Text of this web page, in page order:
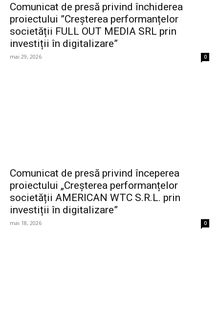
Comunicat de presă privind închiderea
proiectului ”Creșterea performanțelor
societății FULL OUT MEDIA SRL prin
investiții în digitalizare”
mai 29, 2026 0
Comunicat de presă privind începerea
proiectului „Creșterea performanțelor
societății AMERICAN WTC S.R.L. prin
investiții în digitalizare”
mai 18, 2026 0